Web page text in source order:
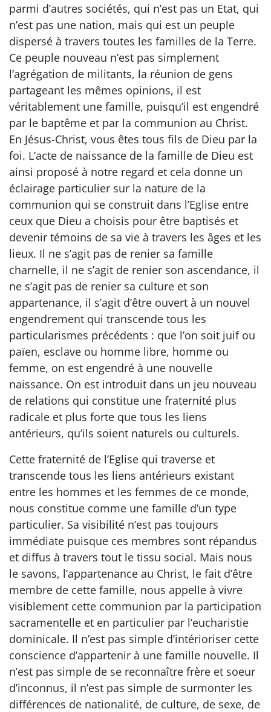
parmi d’autres sociétés, qui n’est pas un Etat, qui
n’est pas une nation, mais qui est un peuple
dispersé à travers toutes les familles de la Terre.
Ce peuple nouveau n’est pas simplement
l’agrégation de militants, la réunion de gens
partageant les mêmes opinions, il est
véritablement une famille, puisqu’il est engendré
par le baptême et par la communion au Christ.
En Jésus-Christ, vous êtes tous fils de Dieu par la
foi. L’acte de naissance de la famille de Dieu est
ainsi proposé à notre regard et cela donne un
éclairage particulier sur la nature de la
communion qui se construit dans l’Eglise entre
ceux que Dieu a choisis pour être baptisés et
devenir témoins de sa vie à travers les âges et les
lieux. Il ne s’agit pas de renier sa famille
charnelle, il ne s’agit de renier son ascendance, il
ne s’agit pas de renier sa culture et son
appartenance, il s’agit d’être ouvert à un nouvel
engendrement qui transcende tous les
particularismes précédents : que l’on soit juif ou
païen, esclave ou homme libre, homme ou
femme, on est engendré à une nouvelle
naissance. On est introduit dans un jeu nouveau
de relations qui constitue une fraternité plus
radicale et plus forte que tous les liens
antérieurs, qu’ils soient naturels ou culturels.
Cette fraternité de l’Eglise qui traverse et
transcende tous les liens antérieurs existant
entre les hommes et les femmes de ce monde,
nous constitue comme une famille d’un type
particulier. Sa visibilité n’est pas toujours
immédiate puisque ces membres sont répandus
et diffus à travers tout le tissu social. Mais nous
le savons, l’appartenance au Christ, le fait d’être
membre de cette famille, nous appelle à vivre
visiblement cette communion par la participation
sacramentelle et en particulier par l’eucharistie
dominicale. Il n’est pas simple d’intérioriser cette
conscience d’appartenir à une famille nouvelle. Il
n’est pas simple de se reconnaître frère et soeur
d’inconnus, il n’est pas simple de surmonter les
différences de nationalité, de culture, de sexe, de